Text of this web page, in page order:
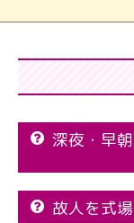
深夜・早
故人を式